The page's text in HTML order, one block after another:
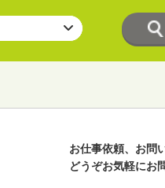
お仕事依頼、お問
どうぞお気軽にお